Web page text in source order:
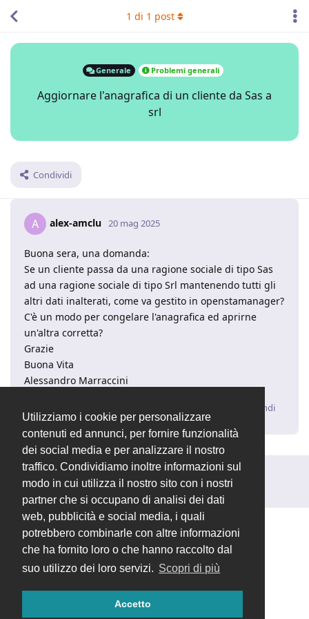
Utilizziamo i cookie per personalizzare
contenuti ed annunci, per fornire funzionalità
dei social media e per analizzare il nostro
traffico. Condividiamo inoltre informazioni sul
modo in cui utilizza il nostro sito con i nostri
partner che si occupano di analisi dei dati
web, pubblicità e social media, i quali
potrebbero combinarle con altre informazioni
che ha fornito loro o che hanno raccolto dal
suo utilizzo dei loro servizi. Scopri di più
Accetto
Generale Problemi generali
Aggiornare l'anagrafica di un cliente da Sas a
srl
Condividi
1 di 1 post
A alex-amclu 20 mag 2025
Buona sera, una domanda:
Se un cliente passa da una ragione sociale di tipo Sas
ad una ragione sociale di tipo Srl mantenendo tutti gli
altri dati inalterati, come va gestito in openstamanager?
C'è un modo per congelare l'anagrafica ed aprirne
un'altra corretta?
Grazie
Buona Vita
Alessandro Marraccini
Rispondi
Rispondi alla discussione...